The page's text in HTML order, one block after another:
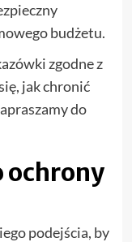
budżetu.
zgodne z
jak chronić
do
ochrony
podejścia, by